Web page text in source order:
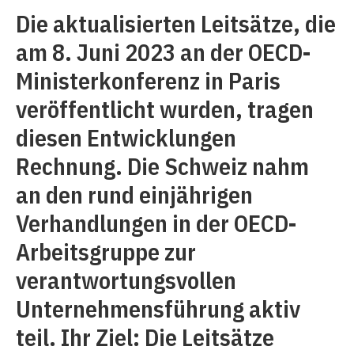
Die aktualisierten Leitsätze, die
am 8. Juni 2023 an der OECD-
Ministerkonferenz in Paris
veröffentlicht wurden, tragen
diesen Entwicklungen
Rechnung. Die Schweiz nahm
an den rund einjährigen
Verhandlungen in der OECD-
Arbeitsgruppe zur
verantwortungsvollen
Unternehmensführung aktiv
teil. Ihr Ziel: Die Leitsätze